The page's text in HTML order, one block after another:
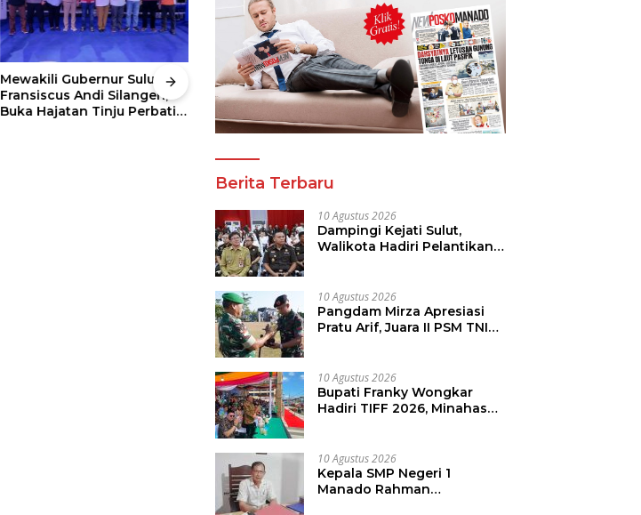
Mewakili Gubernur Sulut, dr
Fransiscus Andi Silangen,
Buka Hajatan Tinju Perbati
Juara Tinju Asia Ramaikan
Kejuaraan Tinju Perbati
2026 Memperebutkan Piala
Wali Kota Manado
Panitia Tinju Perbati 2026
dan Pihak Mega Jasa
Kelolah All Out Siapkan
Lokasi Pertandingan
Berita Terbaru
10 Agustus 2026
Dampingi Kejati Sulut,
Walikota Hadiri Pelantikan
10 Agustus 2026
Pangdam Mirza Apresiasi
Pratu Arif, Juara II PSM TNI
10 Agustus 2026
Bupati Franky Wongkar
Hadiri TIFF 2026, Minahasa
10 Agustus 2026
Kepala SMP Negeri 1
Manado Rahman